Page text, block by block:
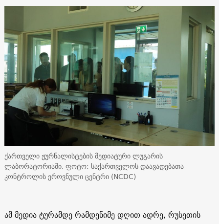
ქართველი ჟურნალისტების მედიატური ლუგარის
ლაბორატორიაში. ფოტო: საქართველოს დაავადებათა
კონტროლის ეროვნული ცენტრი (NCDC)
ამ მედია ტურამდე რამდენიმე დღით ადრე, რუსეთის